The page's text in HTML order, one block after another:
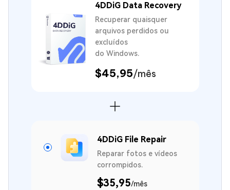
4DDiG Data Recovery
Recuperar quaisquer
arquivos perdidos ou
excluídos
do Windows.
$45,95/mês
4DDiG File Repair
Reparar fotos e vídeos
corrompidos.
$35,95/mês